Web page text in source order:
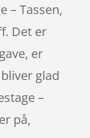
– Tassen,
Det er
er
glad
–
på,